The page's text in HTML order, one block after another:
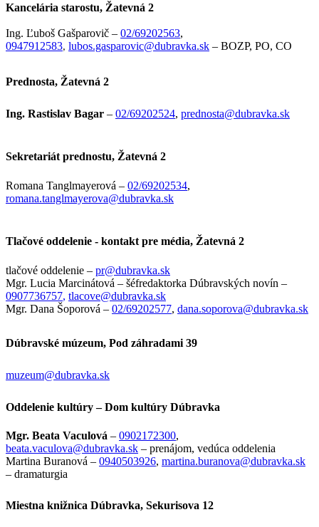
Kancelária starostu, Žatevná 2
Ing. Ľuboš Gašparovič – 02/69202563,
0947912583, lubos.gasparovic@dubravka.sk – BOZP, PO, CO
Prednosta, Žatevná 2
Ing. Rastislav Bagar – 02/69202524, prednosta@dubravka.sk
Sekretariát prednostu, Žatevná 2
Romana Tanglmayerová – 02/69202534,
romana.tanglmayerova@dubravka.sk
Tlačové oddelenie - kontakt pre média, Žatevná 2
tlačové oddelenie – pr@dubravka.sk
Mgr. Lucia Marcinátová – šéfredaktorka Dúbravských novín –
0907736757, tlacove@dubravka.sk
Mgr. Dana Šoporová – 02/69202577, dana.soporova@dubravka.sk
Dúbravské múzeum, Pod záhradami 39
muzeum@dubravka.sk
Oddelenie kultúry – Dom kultúry Dúbravka
Mgr. Beata Vaculová – 0902172300,
beata.vaculova@dubravka.sk – prenájom, vedúca oddelenia
Martina Buranová – 0940503926, martina.buranova@dubravka.sk
– dramaturgia
Miestna knižnica Dúbravka, Sekurisova 12